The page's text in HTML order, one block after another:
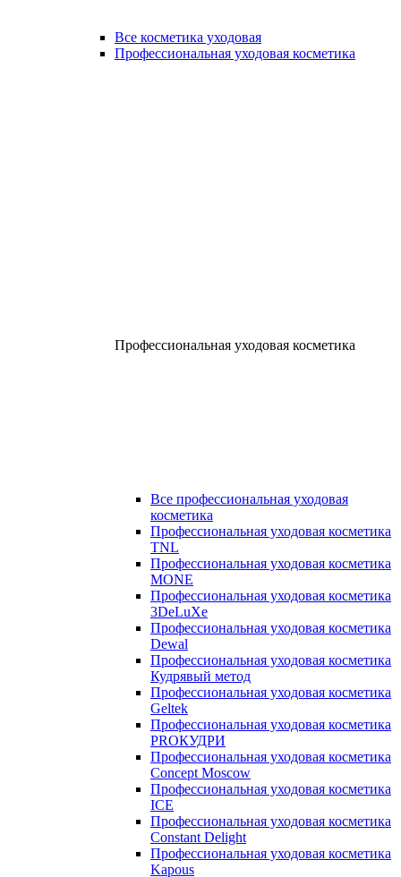
Все косметика уходовая
Профессиональная уходовая косметика
Профессиональная уходовая косметика
Все профессиональная уходовая
косметика
Профессиональная уходовая косметика
TNL
Профессиональная уходовая косметика
MONE
Профессиональная уходовая косметика
3DeLuXe
Профессиональная уходовая косметика
Dewal
Профессиональная уходовая косметика
Кудрявый метод
Профессиональная уходовая косметика
Geltek
Профессиональная уходовая косметика
PROКУДРИ
Профессиональная уходовая косметика
Concept Moscow
Профессиональная уходовая косметика
ICE
Профессиональная уходовая косметика
Constant Delight
Профессиональная уходовая косметика
Kapous